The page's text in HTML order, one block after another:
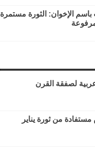
باسم الإخوان: الثورة مستمرة
مرفوعة
لصفقة القرن